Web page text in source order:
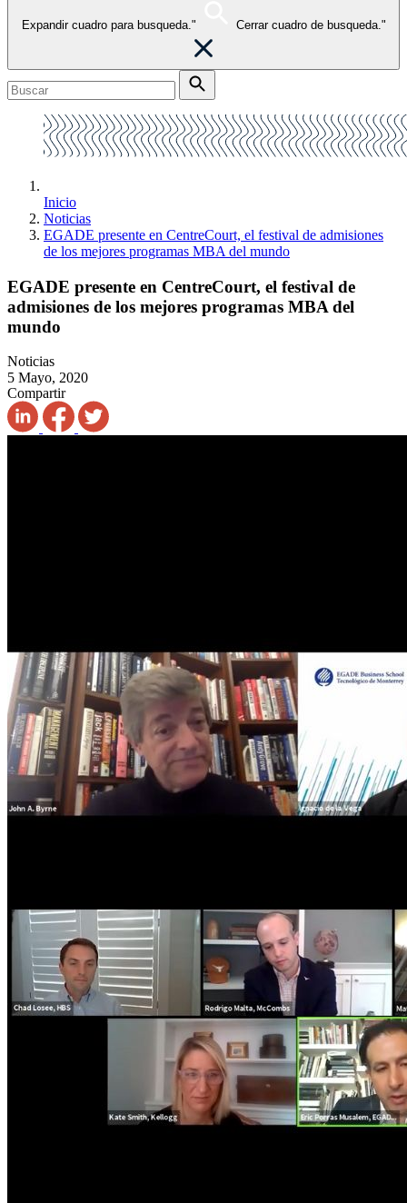
Expandir cuadro para busqueda." Cerrar cuadro de busqueda."
Inicio
Noticias
EGADE presente en CentreCourt, el festival de admisiones
de los mejores programas MBA del mundo
EGADE presente en CentreCourt, el festival de
admisiones de los mejores programas MBA del
mundo
Noticias
5 Mayo, 2020
Compartir